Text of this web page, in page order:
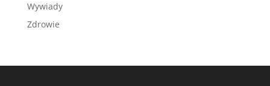
Wywiady
Zdrowie